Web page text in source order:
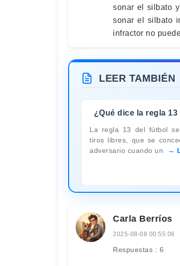
sonar el silbato
sonar el silbato
infractor no
LEER TAMBIÉN
¿Qué dice la regla
La regla 13 del fútbol
tiros libres, que se
adversario cuando un
Carla Berríos
2025-08-08 00:55:06
Respuestas : 6